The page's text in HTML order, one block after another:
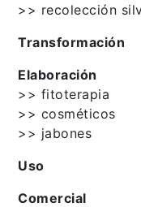
>> recolección
Transformación
Elaboración
>> fitoterapia
>> cosméticos
>> jabones
Uso
Comercial